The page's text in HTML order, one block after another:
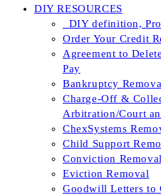
DIY RESOURCES
_DIY definition,
Order Your Credit
Agreement to
Pay
Bankruptcy
Charge-Off &
Arbitration/Court
ChexSystems
Child Support
Conviction Removal
Eviction Removal
Goodwill Letters to